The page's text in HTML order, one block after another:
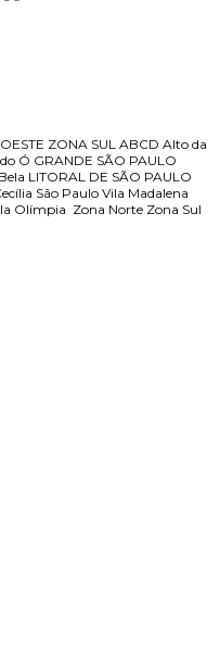
ZONA SUL ABCD Alto da
Ó GRANDE SÃO PAULO
LITORAL DE SÃO PAULO
São Paulo Vila Madalena
Olímpia Zona Norte Zona Sul